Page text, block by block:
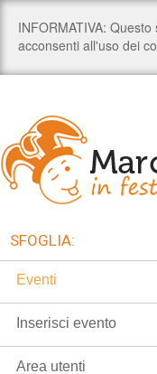
SFOGLIA:
Eventi
Inserisci evento
Area utenti